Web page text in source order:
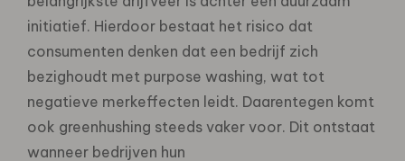
initiatief. Hierdoor bestaat het risico dat
consumenten denken dat een bedrijf zich
bezighoudt met purpose washing, wat tot
negatieve merkeffecten leidt. Daarentegen komt
ook greenhushing steeds vaker voor. Dit ontstaat
wanneer bedrijven hun